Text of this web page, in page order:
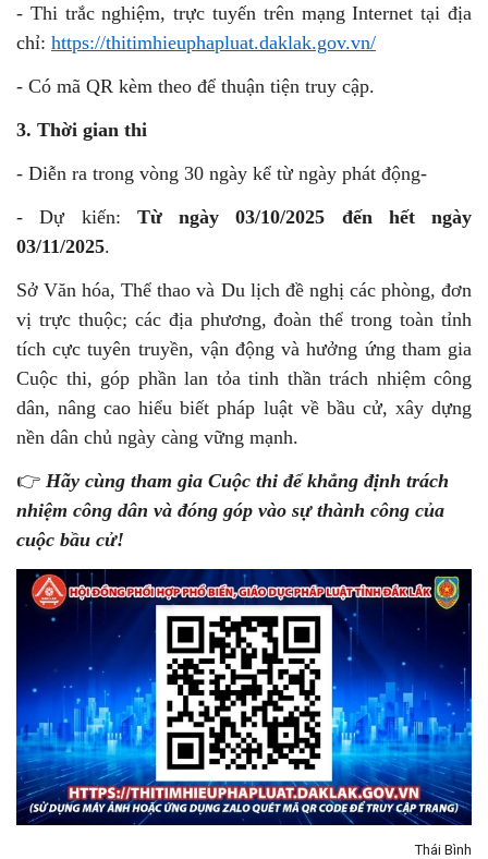
- Thi trắc nghiệm, trực tuyến trên mạng Internet tại địa
chỉ: https://thitimhieuphapluat.daklak.gov.vn/
- Có mã QR kèm theo để thuận tiện truy cập.
3. Thời gian thi
- Diễn ra trong vòng 30 ngày kể từ ngày phát động-
-Dự kiến: Từ ngày 03/10/2025 đến hết ngày
03/11/2025.
Sở Văn hóa, Thể thao và Du lịch đề nghị các phòng, đơn
vị trực thuộc; các địa phương, đoàn thể trong toàn tỉnh
tích cực tuyên truyền, vận động và hưởng ứng tham gia
Cuộc thi, góp phần lan tỏa tinh thần trách nhiệm công
dân, nâng cao hiểu biết pháp luật về bầu cử, xây dựng
nền dân chủ ngày càng vững mạnh.
👉 Hãy cùng tham gia Cuộc thi để khẳng định trách
nhiệm công dân và đóng góp vào sự thành công của
cuộc bầu cử!
Thái Bình